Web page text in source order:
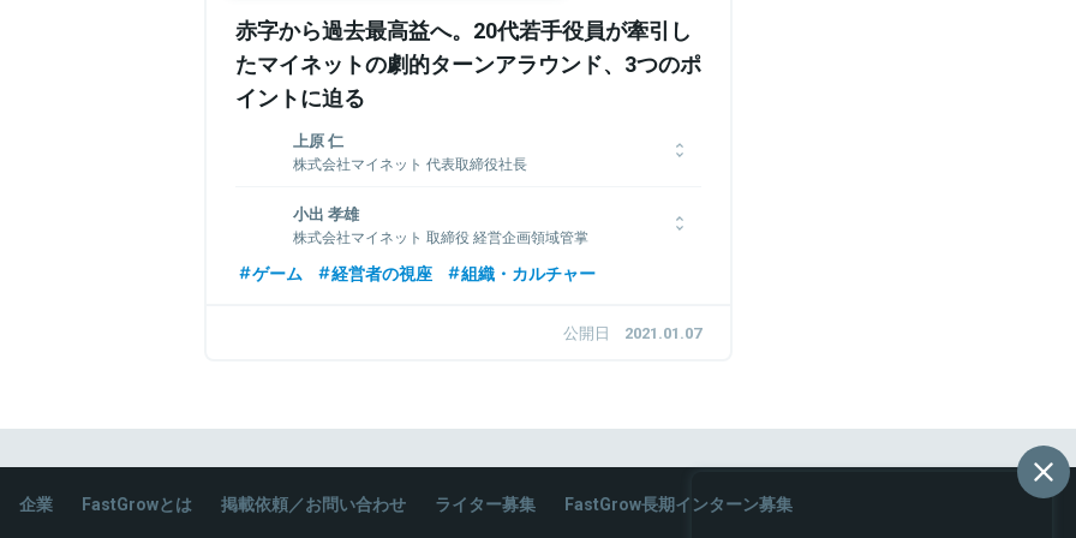
赤字から過去最高益へ。20代若手役員が牽引し
たマイネットの劇的ターンアラウンド、3つのポ
イントに迫る
上原 仁
株式会社マイネット 代表取締役社長
学部卒。NTTに入社してインターネット事業開発に従事。2006年7
月株式会社マイネット・ジャパン（現マイネット）を創業し同社代
表に就任。自社のモバイルCRM事業を国内3万店舗まで育成した後
関連情報をみる
小出 孝雄
株式会社マイネット 取締役 経営企画領域管掌
株式会社マイネット取締役経営企画領域管掌。1992年生まれ。慶
事。その後、カウモ株式会社に参画し、コーポレート本部長とし
関連情報をみる
ゲーム 経営者の視座 組織・カルチャー
公開日 2021.01.07
企業 FastGrowとは 掲載依頼／お問い合わせ ライター募集 FastGrow長期インターン募集